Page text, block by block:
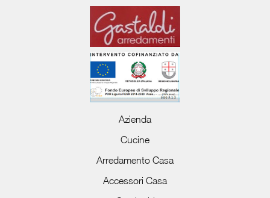
Azienda
Cucine
Arredamento Casa
Accessori Casa